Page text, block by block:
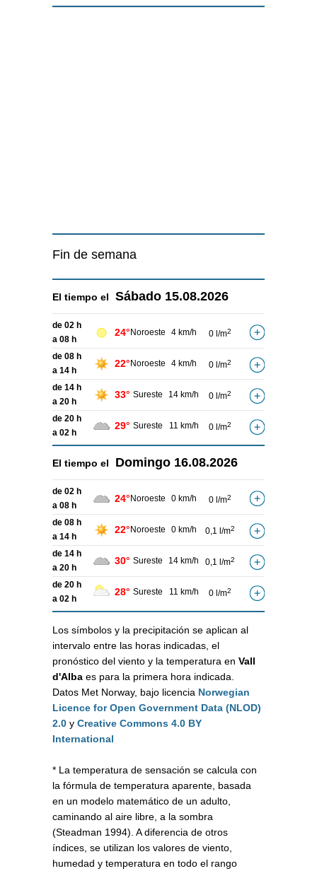
Fin de semana
El tiempo el Sábado 15.08.2026
de 02 h
a 08 h
24° Noroeste 4 km/h 0 l/m2
de 08 h
a 14 h
22° Noroeste 4 km/h 0 l/m2
de 14 h
a 20 h
33° Sureste 14 km/h 0 l/m2
de 20 h
a 02 h
29° Sureste 11 km/h 0 l/m2
El tiempo el Domingo 16.08.2026
de 02 h
a 08 h
24° Noroeste 0 km/h 0 l/m2
de 08 h
a 14 h
22° Noroeste 0 km/h 0,1 l/m2
de 14 h
a 20 h
30° Sureste 14 km/h 0,1 l/m2
de 20 h
a 02 h
28° Sureste 11 km/h 0 l/m2
Los símbolos y la precipitación se aplican al
intervalo entre las horas indicadas, el
pronóstico del viento y la temperatura en Vall
d'Alba es para la primera hora indicada.
Datos Met Norway, bajo licencia Norwegian
Licence for Open Government Data (NLOD)
2.0 y Creative Commons 4.0 BY
International
* La temperatura de sensación se calcula con
la fórmula de temperatura aparente, basada
en un modelo matemático de un adulto,
caminando al aire libre, a la sombra
(Steadman 1994). A diferencia de otros
índices, se utilizan los valores de viento,
humedad y temperatura en todo el rango